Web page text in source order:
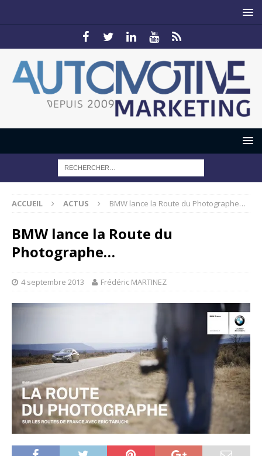
ACCUEIL ACTUS BMW lance la Route du Photographe…
BMW lance la Route du
Photographe…
4 septembre 2013 Frédéric MARTINEZ